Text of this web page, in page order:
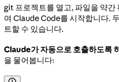
git 프로젝트를 열고, 파일을 약간
여 Claude Code를 시작합니다.
트할 수 있습니다.
Claude가 자동으로 호출하도록
을 물어봅니다: